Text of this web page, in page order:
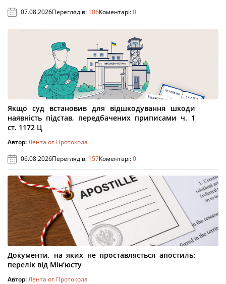
07.08.2026Переглядів: 106Коментарі:0
Якщо суд встановив для відшкодування шкоди
наявність підстав, передбачених приписами ч. 1
ст. 1172 Ц
Автор:Лента от Протокола
06.08.2026Переглядів: 157Коментарі:0
Документи, на яких не проставляється апостиль:
перелік від Мін’юсту
Автор:Лента от Протокола